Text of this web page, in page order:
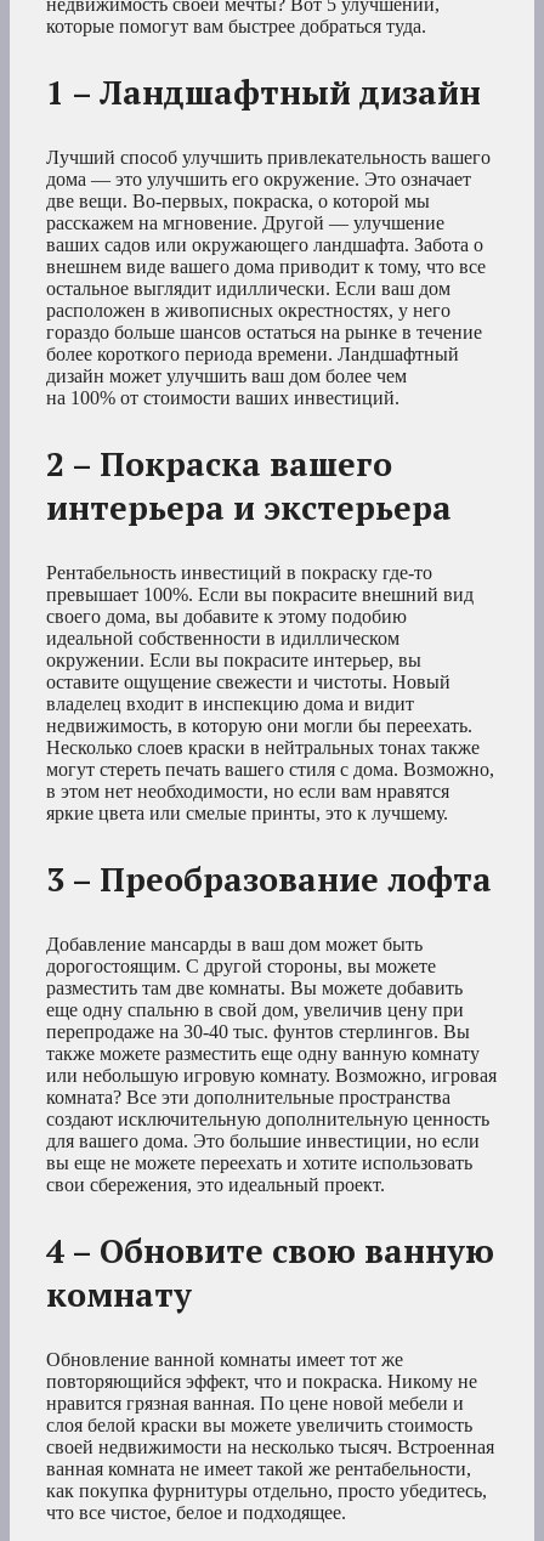
недвижимость своей мечты? Вот 5 улучшений,
которые помогут вам быстрее добраться туда.
1 – Ландшафтный дизайн
Лучший способ улучшить привлекательность вашего
дома — это улучшить его окружение. Это означает
две вещи. Во-первых, покраска, о которой мы
расскажем на мгновение. Другой — улучшение
ваших садов или окружающего ландшафта. Забота о
внешнем виде вашего дома приводит к тому, что все
остальное выглядит идиллически. Если ваш дом
расположен в живописных окрестностях, у него
гораздо больше шансов остаться на рынке в течение
более короткого периода времени. Ландшафтный
дизайн может улучшить ваш дом более чем
на 100% от стоимости ваших инвестиций.
2 – Покраска вашего
интерьера и экстерьера
Рентабельность инвестиций в покраску где-то
превышает 100%. Если вы покрасите внешний вид
своего дома, вы добавите к этому подобию
идеальной собственности в идиллическом
окружении. Если вы покрасите интерьер, вы
оставите ощущение свежести и чистоты. Новый
владелец входит в инспекцию дома и видит
недвижимость, в которую они могли бы переехать.
Несколько слоев краски в нейтральных тонах также
могут стереть печать вашего стиля с дома. Возможно,
в этом нет необходимости, но если вам нравятся
яркие цвета или смелые принты, это к лучшему.
3 – Преобразование лофта
Добавление мансарды в ваш дом может быть
дорогостоящим. С другой стороны, вы можете
разместить там две комнаты. Вы можете добавить
еще одну спальню в свой дом, увеличив цену при
перепродаже на 30-40 тыс. фунтов стерлингов. Вы
также можете разместить еще одну ванную комнату
или небольшую игровую комнату. Возможно, игровая
комната? Все эти дополнительные пространства
создают исключительную дополнительную ценность
для вашего дома. Это большие инвестиции, но если
вы еще не можете переехать и хотите использовать
свои сбережения, это идеальный проект.
4 – Обновите свою ванную
комнату
Обновление ванной комнаты имеет тот же
повторяющийся эффект, что и покраска. Никому не
нравится грязная ванная. По цене новой мебели и
слоя белой краски вы можете увеличить стоимость
своей недвижимости на несколько тысяч. Встроенная
ванная комната не имеет такой же рентабельности,
как покупка фурнитуры отдельно, просто убедитесь,
что все чистое, белое и подходящее.